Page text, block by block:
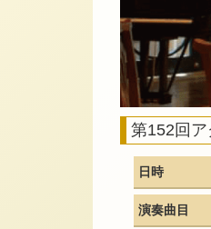
第152回
日時
演奏曲目